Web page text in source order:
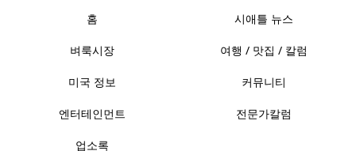
홈 시애틀 뉴스
벼룩시장 여행 / 맛집 / 칼럼
미국 정보 커뮤니티
엔터테인먼트 전문가칼럼
업소록